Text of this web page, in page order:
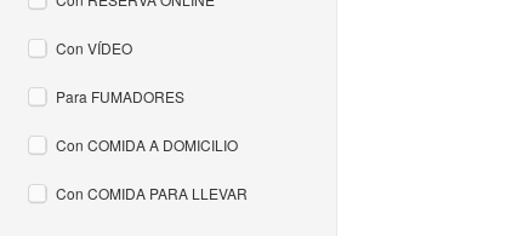
Con VÍDEO
Para FUMADORES
Con COMIDA A DOMICILIO
Con COMIDA PARA LLEVAR